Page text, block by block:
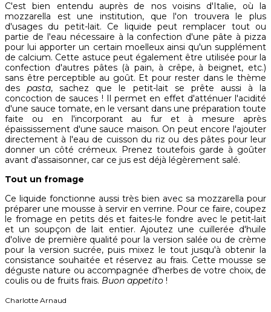
C'est bien entendu auprès de nos voisins d'Italie, où la
mozzarella est une institution, que l'on trouvera le plus
d'usages du petit-lait. Ce liquide peut remplacer tout ou
partie de l'eau nécessaire à la confection d'une pâte à pizza
pour lui apporter un certain moelleux ainsi qu'un supplément
de calcium. Cette astuce peut également être utilisée pour la
confection d'autres pâtes (à pain, à crêpe, à beignet, etc.)
sans être perceptible au goût. Et pour rester dans le thème
despasta, sachez que le petit-lait se prête aussi à la
concoction de sauces ! Il permet en effet d'atténuer l'acidité
d'une sauce tomate, en le versant dans une préparation toute
faite ou en l'incorporant au fur et à mesure après
épaississement d'une sauce maison. On peut encore l'ajouter
directement à l'eau de cuisson du riz ou des pâtes pour leur
donner un côté crémeux. Prenez toutefois garde à goûter
avant d'assaisonner, car ce jus est déjà légèrement salé.
Tout un fromage
Ce liquide fonctionne aussi très bien avec sa mozzarella pour
préparer une mousse à servir en verrine. Pour ce faire, coupez
le fromage en petits dés et faites-le fondre avec le petit-lait
et un soupçon de lait entier. Ajoutez une cuillerée d'huile
d'olive de première qualité pour la version salée ou de crème
pour la version sucrée, puis mixez le tout jusqu'à obtenir la
consistance souhaitée et réservez au frais. Cette mousse se
déguste nature ou accompagnée d'herbes de votre choix, de
coulis ou de fruits frais. Buon appetito !
Charlotte Arnaud